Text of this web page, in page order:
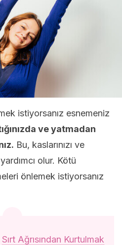
istiyorsanız esnemeniz
ve yatmadan
Bu, kaslarınızı ve
yardımcı olur. Kötü
önlemek istiyorsanız
Sırt Ağrısından Kurtulmak